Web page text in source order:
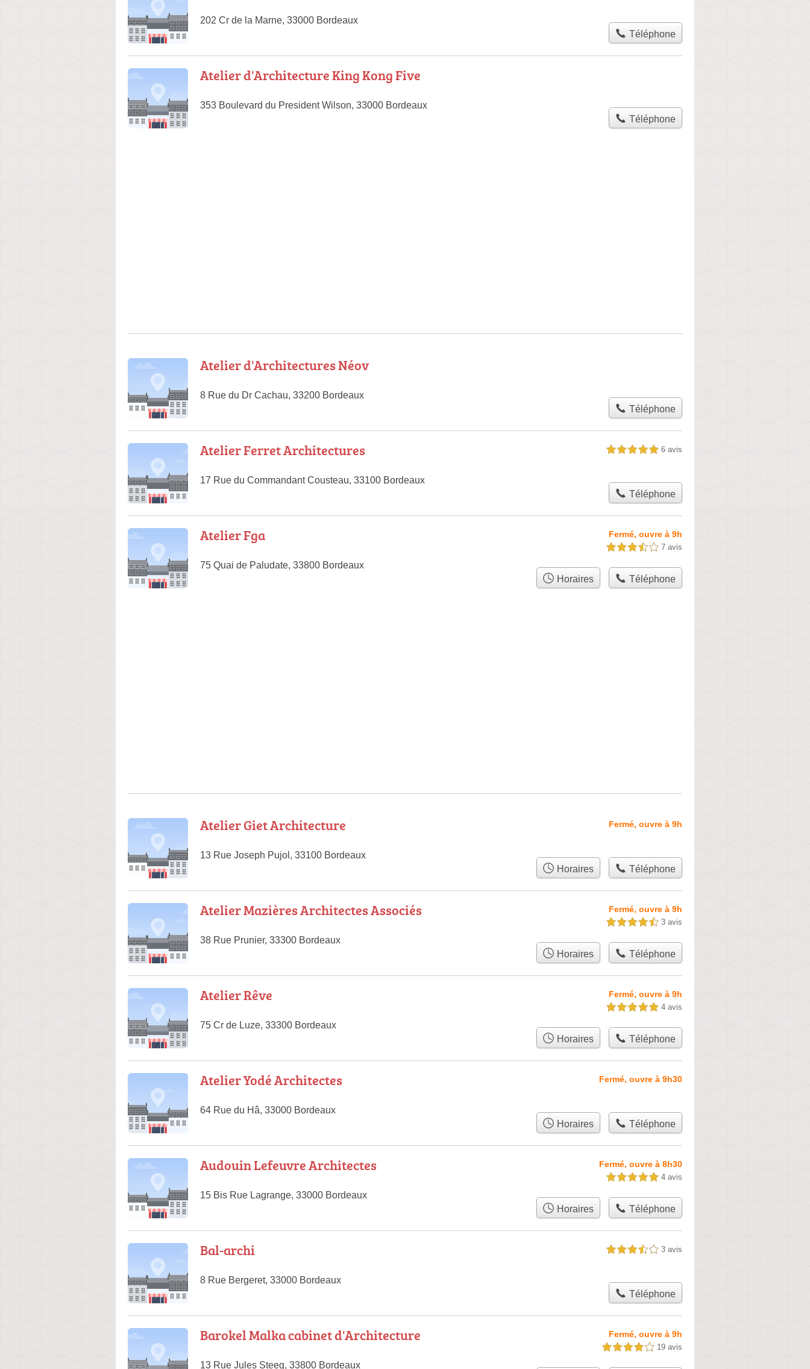
202 Cr de la Marne, 33000 Bordeaux
Téléphone
Atelier d'Architecture King Kong Five
353 Boulevard du President Wilson, 33000 Bordeaux
Téléphone
Atelier d'Architectures Néov
8 Rue du Dr Cachau, 33200 Bordeaux
Téléphone
Atelier Ferret Architectures
17 Rue du Commandant Cousteau, 33100 Bordeaux
5,0 étoiles sur 5 6 avis
Téléphone
Atelier Fga
75 Quai de Paludate, 33800 Bordeaux
Fermé, ouvre à 9h
3,5 étoiles sur 5 7 avis
Horaires Téléphone
Atelier Giet Architecture
13 Rue Joseph Pujol, 33100 Bordeaux
Fermé, ouvre à 9h
Horaires Téléphone
Atelier Mazières Architectes Associés
38 Rue Prunier, 33300 Bordeaux
Fermé, ouvre à 9h
4,5 étoiles sur 5 3 avis
Horaires Téléphone
Atelier Rêve
75 Cr de Luze, 33300 Bordeaux
Fermé, ouvre à 9h
5,0 étoiles sur 5 4 avis
Horaires Téléphone
Atelier Yodé Architectes
64 Rue du Hâ, 33000 Bordeaux
Fermé, ouvre à 9h30
Horaires Téléphone
Audouin Lefeuvre Architectes
15 Bis Rue Lagrange, 33000 Bordeaux
Fermé, ouvre à 8h30
5,0 étoiles sur 5 4 avis
Horaires Téléphone
Bal-archi
8 Rue Bergeret, 33000 Bordeaux
3,5 étoiles sur 5 3 avis
Téléphone
Barokel Malka cabinet d'Architecture
13 Rue Jules Steeg, 33800 Bordeaux
Fermé, ouvre à 9h
4,0 étoiles sur 5 19 avis